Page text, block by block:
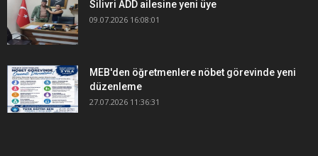
Silivri ADD ailesine yeni üye
09.07.2026 16:08:01
MEB'den öğretmenlere nöbet görevinde yeni
düzenleme
27.07.2026 11:36:31